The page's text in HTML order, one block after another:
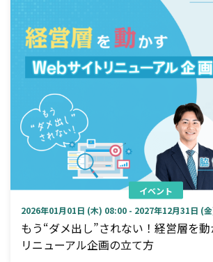
イベント
2026年01月01日 (木) 08:00 - 2027年12月31日 (
もう“ダメ出し”されない！経営層を
リニューアル企画の立て方